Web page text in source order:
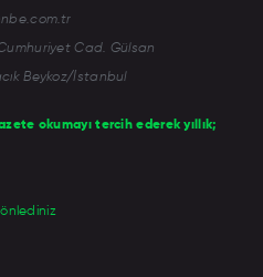
okumayı tercih ederek yıllık;
Cad. Gülsan
Beykoz/İstanbul